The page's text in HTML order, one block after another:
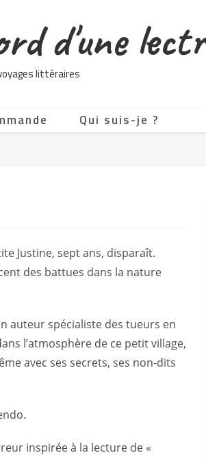
d'une
littéraires
Qui suis-je ?
Justine, sept ans, disparaît.
des battues dans la nature
auteur spécialiste des tueurs en
l’atmosphère de ce petit village,
avec ses secrets, ses non-dits
inspirée à la lecture de «